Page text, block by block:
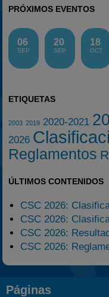
PRÓXIMOS EVENTOS
06
SEP
20
SEP
18
OCT
ETIQUETAS
2003 2019 2020-2021
2026
Reglamentos
ÚLTIMOS CONTENIDOS
CSC 2026:
CSC 2026:
CSC 2026:
CSC 2026:
Páginas